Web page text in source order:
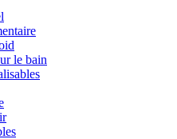
le bain